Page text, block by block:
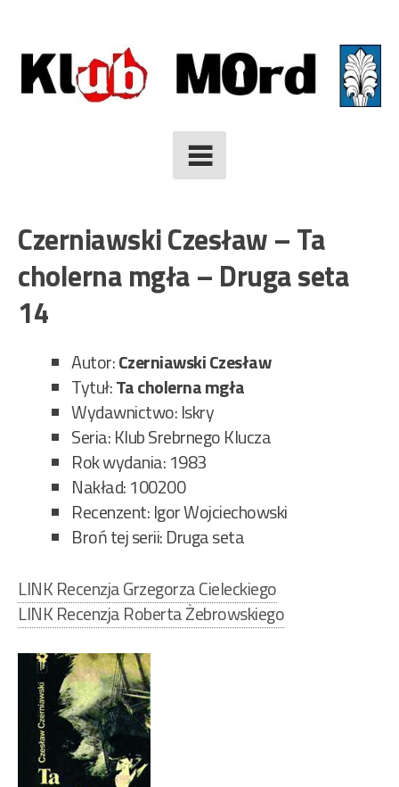
to
content
Czerniawski Czesław – Ta
cholerna mgła – Druga seta
14
Autor:Czerniawski Czesław
Tytuł:Ta cholerna mgła
Wydawnictwo: Iskry
Seria: Klub Srebrnego Klucza
Rok wydania: 1983
Nakład: 100200
Recenzent: Igor Wojciechowski
Broń tej serii: Druga seta
LINK Recenzja Grzegorza Cieleckiego
LINK Recenzja Roberta Żebrowskiego